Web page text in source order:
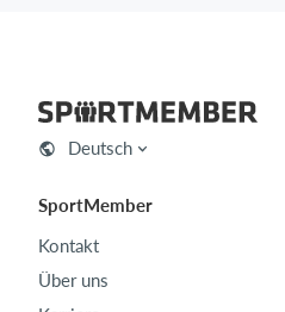
Deutsch
SportMember
Kontakt
Über uns